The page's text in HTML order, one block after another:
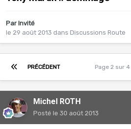
Par Invité
le 29 août 2013 dans Discussions Route
PRÉCÉDENT Page 2 sur 4
Michel ROTH
Posté le 30 août 2013